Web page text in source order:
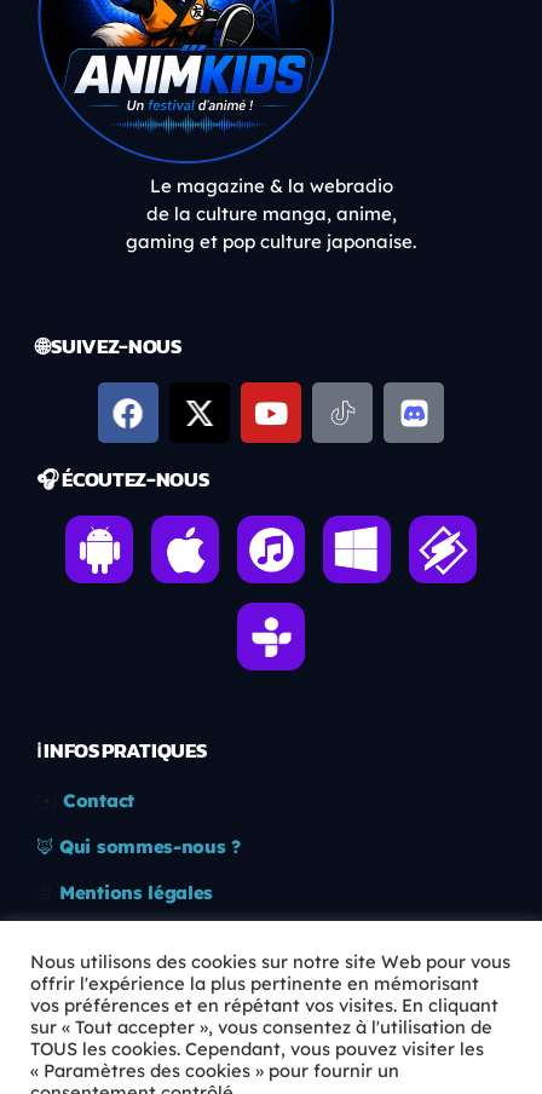
Le magazine & la webradio
de la culture manga, anime,
gaming et pop culture japonaise.
🌐 SUIVEZ-NOUS
🎧 ÉCOUTEZ-NOUS
ℹ️ INFOS PRATIQUES
Contact
🦊 Qui sommes-nous ?
Mentions légales
🛡️ RGPD
Copyright © 2026 Animkids. Tous droits réservés.
Nous utilisons des cookies sur notre site Web pour vous
offrir l'expérience la plus pertinente en mémorisant
vos préférences et en répétant vos visites. En cliquant
sur « Tout accepter », vous consentez à l'utilisation de
TOUS les cookies. Cependant, vous pouvez visiter les
« Paramètres des cookies » pour fournir un